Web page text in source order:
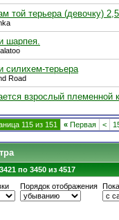
той терьера (девочку)
шарпея.
силихем-терьера
Road
взрослый племенной
115 из 151 « Первая <
по 3450 из 4517
Порядок отображения